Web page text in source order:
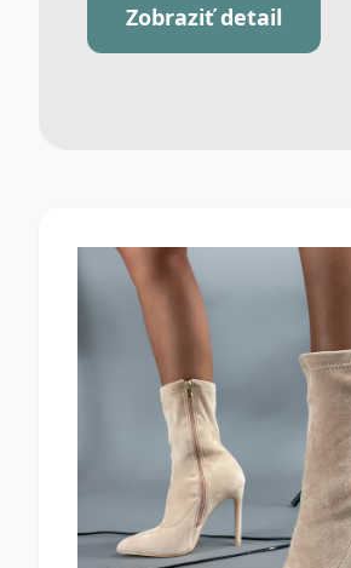
Zobraziť detail